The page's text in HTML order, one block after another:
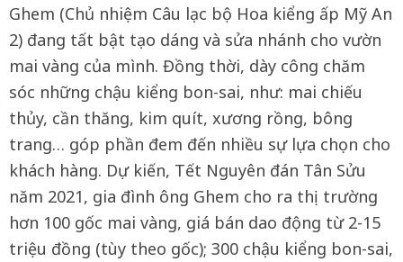
Ghem (Chủ nhiệm Câu lạc bộ Hoa kiểng ấp Mỹ An
2) đang tất bật tạo dáng và sửa nhánh cho vườn
mai vàng của mình. Đồng thời, dày công chăm
sóc những chậu kiểng bon-sai, như: mai chiếu
thủy, cần thăng, kim quít, xương rồng, bông
trang… góp phần đem đến nhiều sự lựa chọn cho
khách hàng. Dự kiến, Tết Nguyên đán Tân Sửu
năm 2021, gia đình ông Ghem cho ra thị trường
hơn 100 gốc mai vàng, giá bán dao động từ 2-15
triệu đồng (tùy theo gốc); 300 chậu kiểng bon-sai,